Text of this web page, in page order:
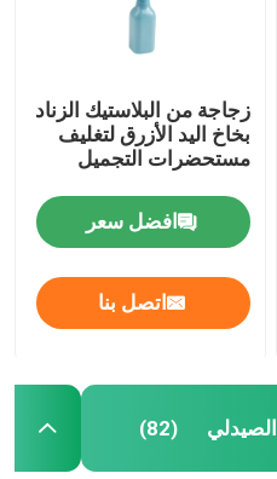
زجاجة من البلاستيك الزناد
بخاخ اليد الأزرق لتغليف
مستحضرات التجميل
افضل سعر
اتصل بنا
(82)